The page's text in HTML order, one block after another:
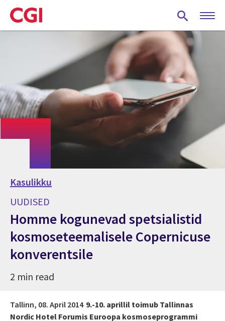
Skip
to
main
Kasulikku
UUDISED
Homme kogunevad spetsialistid
kosmoseteemalisele Copernicuse
konverentsile
2 min read
Tallinn, 08. April 2014 9.-10. aprillil toimub Tallinnas
Nordic Hotel Forumis Euroopa kosmoseprogrammi